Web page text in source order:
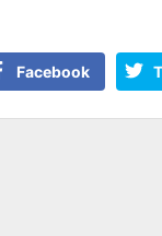
Facebook